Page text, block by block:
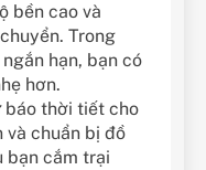
bền cao và
Trong
hạn, bạn có
hơn.
báo thời tiết cho
và chuẩn bị đồ
bạn cắm trại